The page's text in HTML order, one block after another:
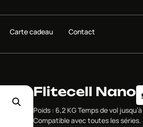
Carte cadeau Contact
Flitecell Nano
Poids : 6,2 KG Temps de vol
Compatible avec toutes les